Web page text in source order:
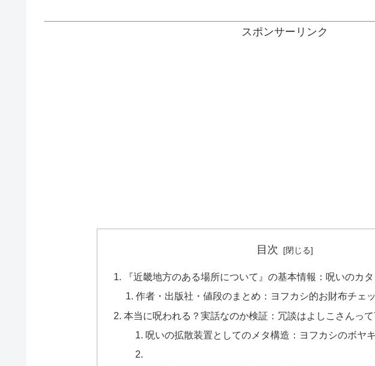
スポンサーリンク
目次
『近畿地方のある場所について』の基本情報：呪いのカ
作者・出版社・値段のまとめ：ヨフカシ的お財布チェ
本当に呪われる？実話なのか検証：冗談はよしこさんっ
呪いの拡散装置としてのメタ構造：ヨフカシのボヤキ